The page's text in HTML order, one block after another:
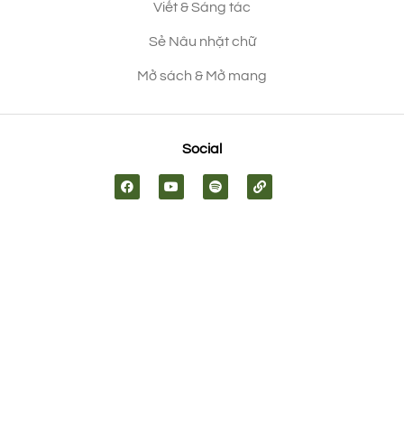
Viết & Sáng tác
Sẻ Nâu nhặt chữ
Mở sách & Mở mang
Social